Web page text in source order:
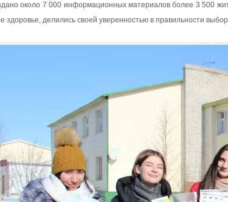
около 7 000 информационных материалов более 3 500
здоровье, делились своей уверенностью в правильности